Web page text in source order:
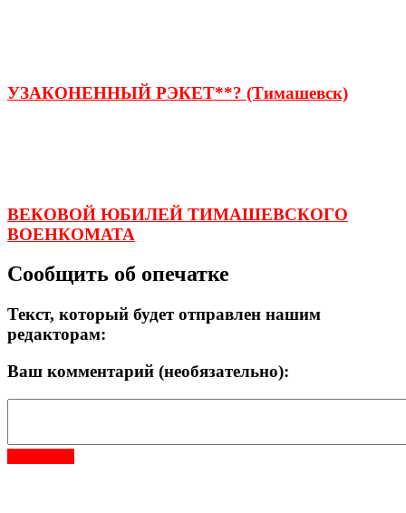
УЗАКОНЕННЫЙ РЭКЕТ**? (Тимашевск)
ВЕКОВОЙ ЮБИЛЕЙ ТИМАШЕВСКОГО
ВОЕНКОМАТА
Сообщить об опечатке
Текст, который будет отправлен нашим
редакторам:
Ваш комментарий (необязательно):